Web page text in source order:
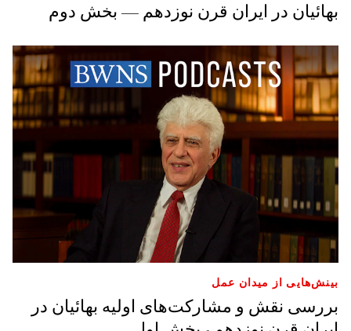
بهائیان در ایران قرن نوزدهم — بخش دوم
بینش‌هایی از میدان عمل
بررسی نقش و مشارکت‌های اولیه بهائیان در